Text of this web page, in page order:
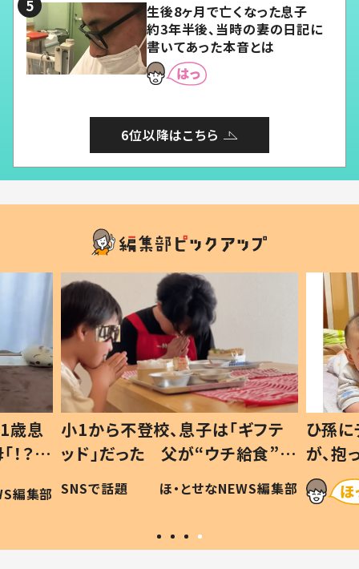
生後8ヶ月で亡くなった息子
約3年半後、当時の妻の日記に
書いてあった本音とは
6位以降はこちら
歳息
？」
編集部
小1から不登校、息子は「ギフテ
ッド」だった 父が“ウチ給食”を
作り続ける理由とは #令和の親
#令和の子
SNSで話題 ほ・とせなNEWS編集部
ひ孫
が、
「涙が
い」